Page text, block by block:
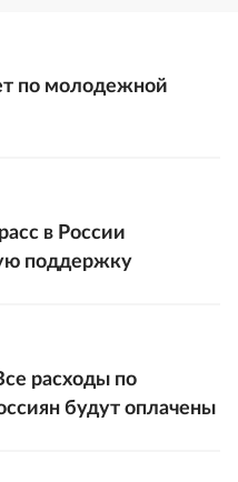
по молодежной
в России
поддержку
расходы по
будут оплачены